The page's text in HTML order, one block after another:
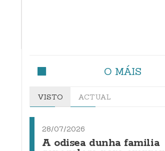
O MÁIS
VISTO ACTUAL
28/07/2026
A odisea dunha familia